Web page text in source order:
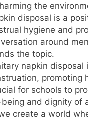
the
disposal is a
hygiene and
around
the topic.
napkin disposal
promoting
for schools to
and dignity of
create a world